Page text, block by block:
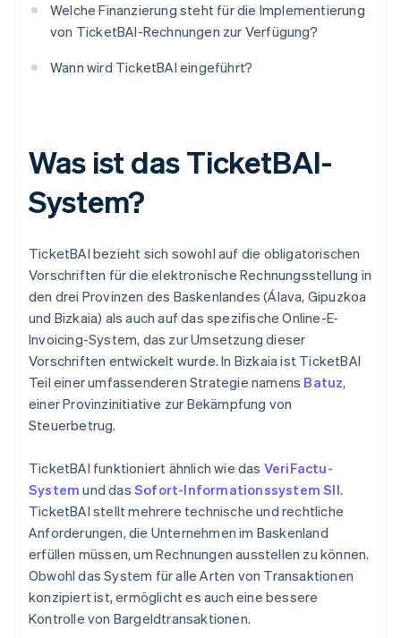
Welche Finanzierung steht für die Implementierung
von TicketBAI-Rechnungen zur Verfügung?
Wann wird TicketBAI eingeführt?
Was ist das TicketBAI-
System?
TicketBAI bezieht sich sowohl auf die obligatorischen
Vorschriften für die elektronische Rechnungsstellung in
den drei Provinzen des Baskenlandes (Álava, Gipuzkoa
und Bizkaia) als auch auf das spezifische Online-E-
Invoicing-System, das zur Umsetzung dieser
Vorschriften entwickelt wurde. In Bizkaia ist TicketBAI
Teil einer umfassenderen Strategie namens Batuz,
einer Provinzinitiative zur Bekämpfung von
Steuerbetrug.
TicketBAI funktioniert ähnlich wie das VeriFactu-
System und dasSofort-Informationssystem SII.
TicketBAI stellt mehrere technische und rechtliche
Anforderungen, die Unternehmen im Baskenland
erfüllen müssen, um Rechnungen ausstellen zu können.
Obwohl das System für alle Arten von Transaktionen
konzipiert ist, ermöglicht es auch eine bessere
Kontrolle von Bargeldtransaktionen.